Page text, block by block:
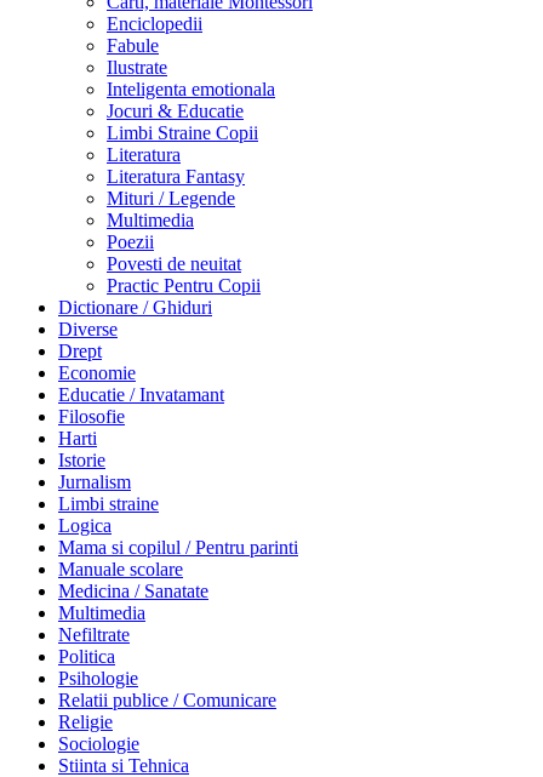
Enciclopedii
Fabule
Ilustrate
Inteligenta emotionala
Jocuri & Educatie
Limbi Straine Copii
Literatura
Literatura Fantasy
Mituri / Legende
Multimedia
Poezii
Povesti de neuitat
Practic Pentru Copii
Dictionare / Ghiduri
Diverse
Drept
Economie
Educatie / Invatamant
Filosofie
Harti
Istorie
Jurnalism
Limbi straine
Logica
Mama si copilul / Pentru parinti
Manuale scolare
Medicina / Sanatate
Multimedia
Nefiltrate
Politica
Psihologie
Relatii publice / Comunicare
Religie
Sociologie
Stiinta si Tehnica